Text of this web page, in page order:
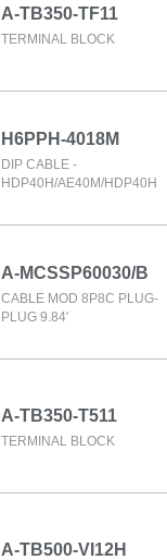
A-TB350-TF11
TERMINAL BLOCK
H6PPH-4018M
DIP CABLE -
HDP40H/AE40M/HDP40H
A-MCSSP60030/B
CABLE MOD 8P8C PLUG-
PLUG 9.84'
A-TB350-T511
TERMINAL BLOCK
A-TB500-VI12H